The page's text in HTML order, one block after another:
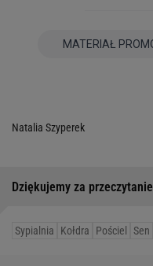
Natalia Szyperek
Dziękujemy za przeczytanie
Sypialnia Kołdra Pościel Sen